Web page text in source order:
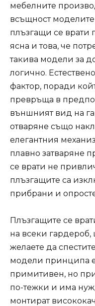
мебелните
всъщност
плъзгащи се врати
ясна и това, че
такива модели за
логично.
фактор, поради
превръща в
външният вид на
отваряне също
елегантния
плавно затваряне
се врати не
плъзгащите са
прибрани и
Плъзгащите се
на всеки
желаете да
модели принципа
примитивен, но
по-тежки и има
монтират